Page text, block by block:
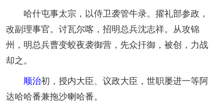
哈什屯事太宗，以侍卫袭管牛录。擢礼部参政，
改副理事官。讨瓦尔喀，招明总兵沈志祥。从攻锦
州，明总兵曹变蛟夜袭御营，先众扞御，被创，力战
却之。
顺治初，授内大臣、议政大臣，世职屡进一等阿
达哈哈番兼拖沙喇哈番。